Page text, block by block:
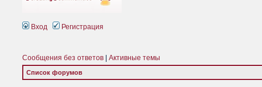
Вход Регистрация
Сообщения без ответов Активные темы
Список форумов